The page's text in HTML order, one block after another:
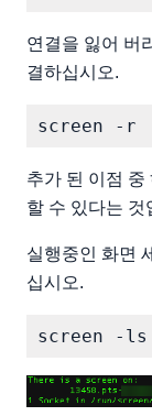
연결을 잃어 버
결하십시오.
추가 된 이점 중
할 수 있다는 것
실행중인 화면
십시오.